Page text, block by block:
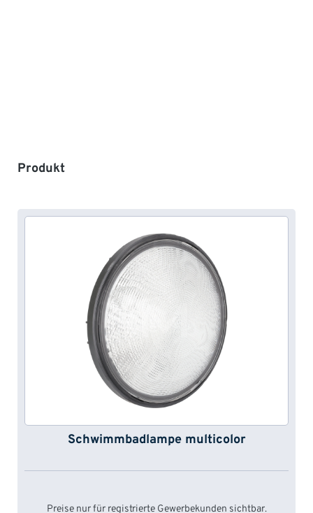
Produktgalerie überspringen
Produkt
Schwimmbadlampe multicolor
Preise nur für registrierte Gewerbekunden sichtbar.